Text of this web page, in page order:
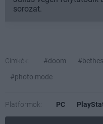
sorozat.
Címkék: #doom
#photo mode
Platformok: PC